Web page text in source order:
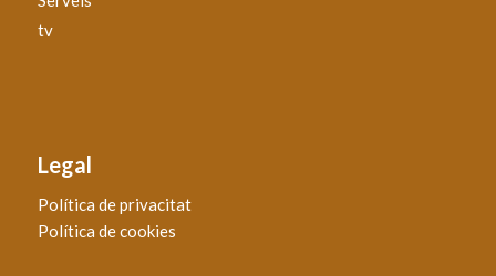
tv
Legal
Política de privacitat
Política de cookies